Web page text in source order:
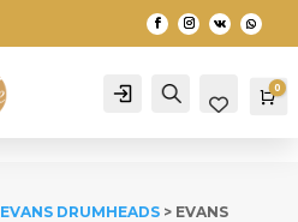
Account Search 0
EVANS DRUMHEADS> EVANS